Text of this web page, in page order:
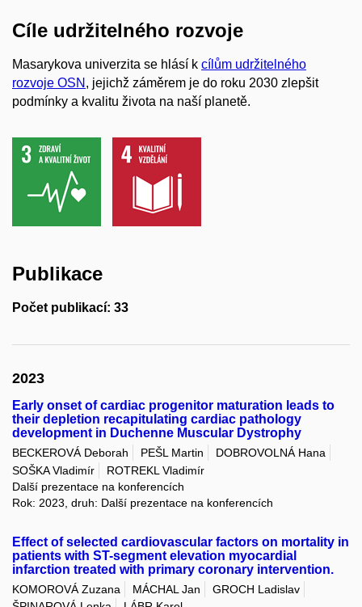
Cíle udržitelného rozvoje
Masarykova univerzita se hlásí k cílům udržitelného
rozvoje OSN , jejichž záměrem je do roku 2030 zlepšit
podmínky a kvalitu života na naší planetě.
Publikace
Počet publikací: 33
2023
Early onset of cardiac progenitor maturation leads to
their depletion recapitulating cardiac pathology
development in Duchenne Muscular Dystrophy
BECKEROVÁ Deborah PEŠL Martin
DOBROVOLNÁ Hana
SOŠKA Vladimír
ROTREKL Vladimír
Další prezentace na konferencích
Rok: 2023, druh: Další prezentace na konferencích
Effect of selected cardiovascular factors on mortality in
patients with ST-segment elevation myocardial
infarction treated with primary coronary intervention.
KOMOROVÁ Zuzana MÁCHAL Jan
GROCH Ladislav